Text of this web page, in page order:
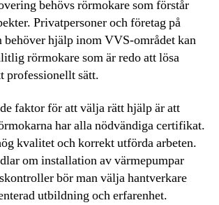
behövs rörmokare som förstår
Privatpersoner och företag på
behöver hjälp inom VVS-området kan
rörmokare som är redo att lösa
professionellt sätt.
faktor för att välja rätt hjälp är att
har alla nödvändiga certifikat.
kvalitet och korrekt utförda arbeten.
om installation av värmepumpar
bör man välja hantverkare
utbildning och erfarenhet.